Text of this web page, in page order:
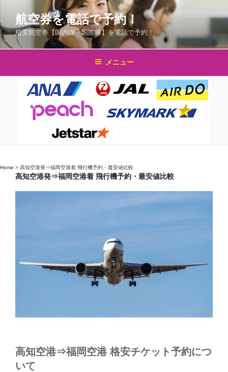
テ
ン
ス
航空券を電話で予約！
格安航空券【国内線・国際線】を電話で予約！
メニュー
Home > 高知空港発⇒福岡空港着 飛行機予約・最安値比較
高知空港発⇒福岡空港着 飛行機予約・最安値比較
高知空港⇒福岡空港 格安チケット予約につ
いて